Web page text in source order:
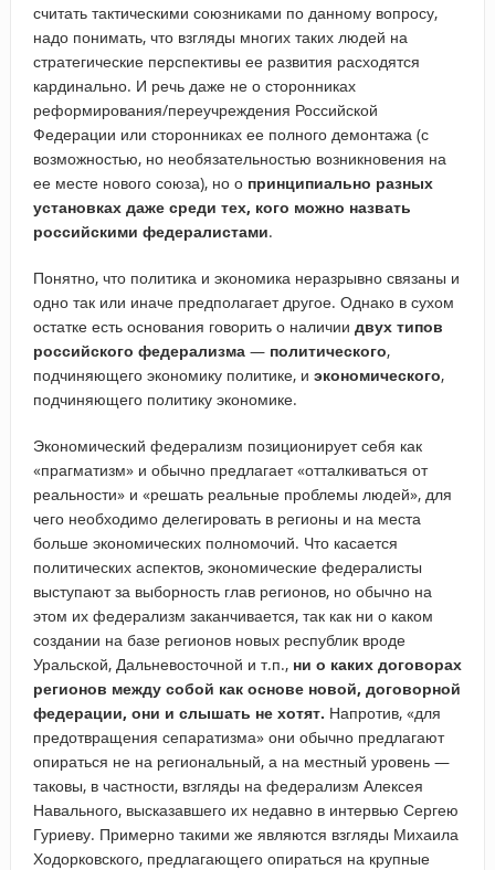
считать тактическими союзниками по данному вопросу,
надо понимать, что взгляды многих таких людей на
стратегические перспективы ее развития расходятся
кардинально. И речь даже не о сторонниках
реформирования/переучреждения Российской
Федерации или сторонниках ее полного демонтажа (с
возможностью, но необязательностью возникновения на
ее месте нового союза), но о принципиально разных
установках даже среди тех, кого можно назвать
российскими федералистами.
Понятно, что политика и экономика неразрывно связаны и
одно так или иначе предполагает другое. Однако в сухом
остатке есть основания говорить о наличии двух типов
российского федерализма— политического,
подчиняющего экономику политике, и экономического,
подчиняющего политику экономике.
Экономический федерализм позиционирует себя как
«прагматизм» и обычно предлагает «отталкиваться от
реальности» и «решать реальные проблемы людей», для
чего необходимо делегировать в регионы и на места
больше экономических полномочий. Что касается
политических аспектов, экономические федералисты
выступают за выборность глав регионов, но обычно на
этом их федерализм заканчивается, так как ни о каком
создании на базе регионов новых республик вроде
Уральской, Дальневосточной и т.п., ни о каких договорах
регионов между собой как основе новой, договорной
федерации, они и слышать не хотят. Напротив, «для
предотвращения сепаратизма» они обычно предлагают
опираться не на региональный, а на местный уровень —
таковы, в частности, взгляды на федерализм Алексея
Навального, высказавшего их недавно в интервью Сергею
Гуриеву. Примерно такими же являются взгляды Михаила
Ходорковского, предлагающего опираться на крупные